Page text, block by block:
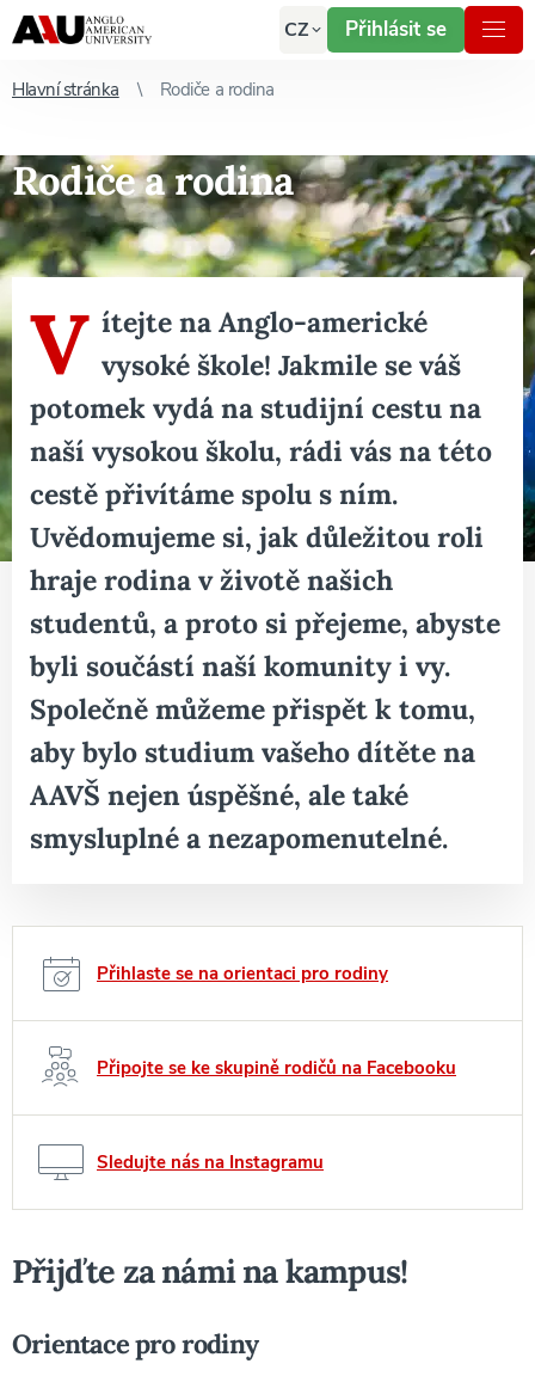
CZ Přihlásit se
Hlavní stránka Rodiče a rodina
Rodiče a rodina
V ítejte na Anglo-americké
vysoké škole! Jakmile se váš
potomek vydá na studijní cestu na
naší vysokou školu, rádi vás na této
cestě přivítáme spolu s ním.
Uvědomujeme si, jak důležitou roli
hraje rodina v životě našich
studentů, a proto si přejeme, abyste
byli součástí naší komunity i vy.
Společně můžeme přispět k tomu,
aby bylo studium vašeho dítěte na
AAVŠ nejen úspěšné, ale také
smysluplné a nezapomenutelné.
Přihlaste se na orientaci pro rodiny
Připojte se ke skupině rodičů na Facebooku
Sledujte nás na Instagramu
Přijďte za námi na kampus!
Orientace pro rodiny